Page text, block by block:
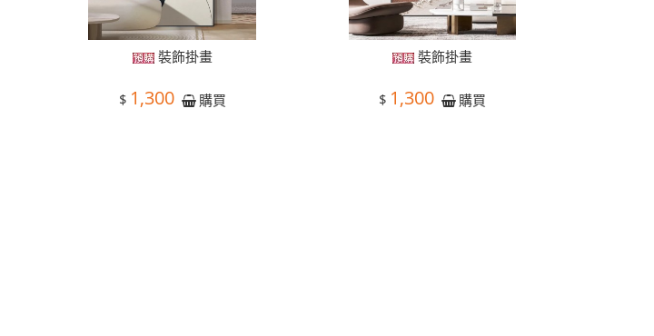
裝飾掛畫
$ 1,300 購買
裝飾掛畫
$ 1,300 購買